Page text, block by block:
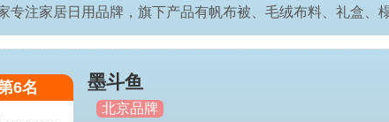
专注家居日用品牌，旗下产品有帆布被、毛绒布料、礼盒、
6名 墨斗鱼
北京品牌